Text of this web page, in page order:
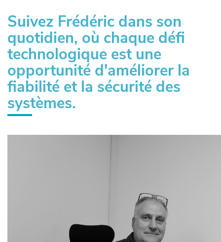
Suivez Frédéric dans son
quotidien, où chaque défi
technologique est une
opportunité d'améliorer la
fiabilité et la sécurité des
systèmes.